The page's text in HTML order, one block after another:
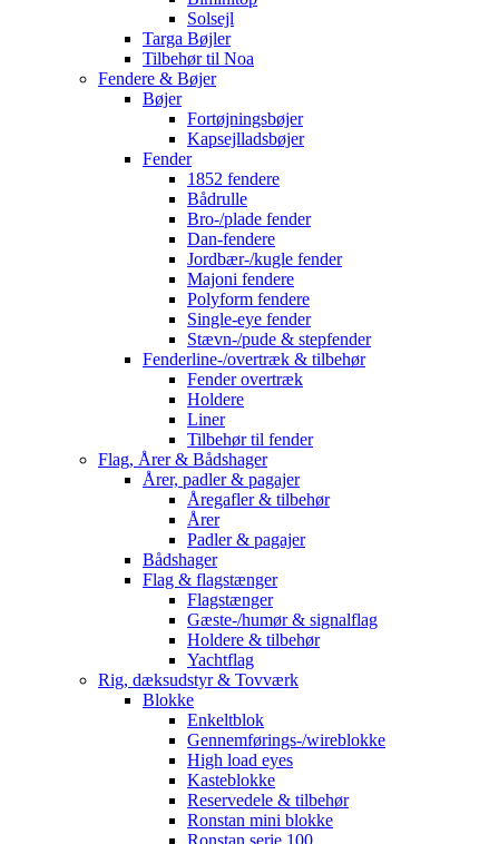
Solsejl
Targa Bøjler
Tilbehør til Noa
Fendere & Bøjer
Bøjer
Fortøjningsbøjer
Kapsejlladsbøjer
Fender
1852 fendere
Bådrulle
Bro-/plade fender
Dan-fendere
Jordbær-/kugle fender
Majoni fendere
Polyform fendere
Single-eye fender
Stævn-/pude & stepfender
Fenderline-/overtræk & tilbehør
Fender overtræk
Holdere
Liner
Tilbehør til fender
Flag, Årer & Bådshager
Årer, padler & pagajer
Åregafler & tilbehør
Årer
Padler & pagajer
Bådshager
Flag & flagstænger
Flagstænger
Gæste-/humør & signalflag
Holdere & tilbehør
Yachtflag
Rig, dæksudstyr & Tovværk
Blokke
Enkeltblok
Gennemførings-/wireblokke
High load eyes
Kasteblokke
Reservedele & tilbehør
Ronstan mini blokke